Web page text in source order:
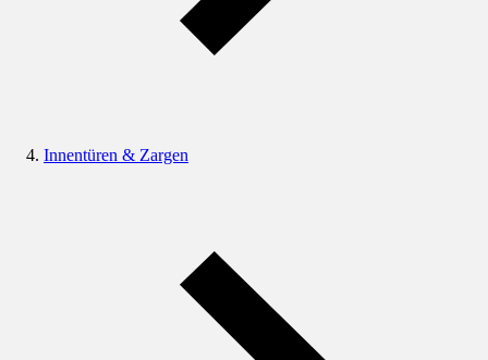
Innentüren & Zargen